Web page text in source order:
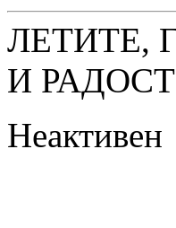
ЛЕТИТЕ,
И
Неактивен